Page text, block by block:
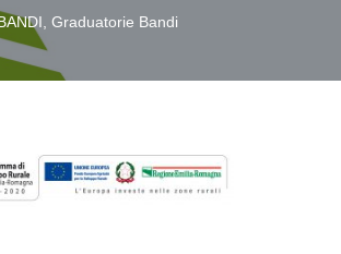
Graduatorie Bandi